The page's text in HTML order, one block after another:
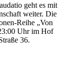
geht es mit
weiter. Die
Reihe „Von
Uhr im Hof
36.